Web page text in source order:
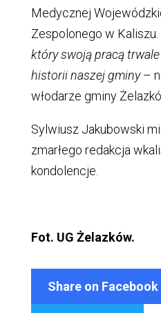
Medycznej
Zespolonego w
który swoją pracą
historii naszej gminy–
włodarze gminy
Sylwiusz Jakubowski
zmarłego redakcja
kondolencje.
Fot. UG Żelazków.
Share on Facebook